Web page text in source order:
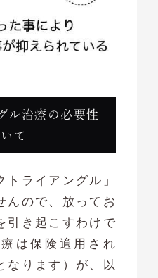
グル治療の必要性
て
ライアングル」
んので、放ってお
引き起こすわけで
は保険適用され
なります）が、以